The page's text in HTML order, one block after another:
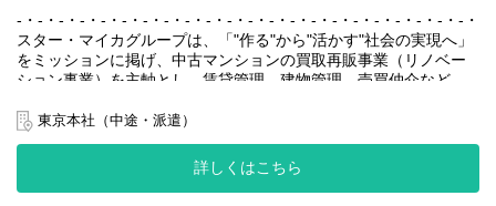
【勤務地】
首都圏での採用を予定しております。
初任地は下記本社、支店いずれかの配属となります。
・横浜支店：神奈川県横浜市神奈川区金港町6-3 横浜金港町ビル
7F
※総合職での採用となるため、将来的には全国転勤の可能性もご
・施工協力会社との現場調査、見積書精査、工程管理
・物件販売資料の作成、不動産仲介会社への販促活動
・販売物件の契約、引渡し業務 など
＜POINT＞
◆顧客への営業活動は、販売依頼先の不動産仲介会社が行いま
す。
◆歩合、ノルマはありません。※部署目標及び個人目標はござい
ます。
-・-・-・-・-・-・-・-・-・-・-・-・-・-・-・-・-・-・-・-・-・-・-
スター・マイカグループは、「"作る"から"活かす"社会の実現へ」
をミッションに掲げ、中古マンションの買取再販事業（リノベー
ション事業）を主軸とし、賃貸管理、建物管理、売買仲介など、
私たちの最大の強みは、堅実かつ効率的に収益を生み出す独自の
ビジネスモデルです。
賃貸中のマンションを一室単位で仕入れ、入居者様が退去後にリ
ノベーションして再販する、「家賃収入×売却益」の二軸による収
東京本社（中途・派遣）
詳しくはこちら